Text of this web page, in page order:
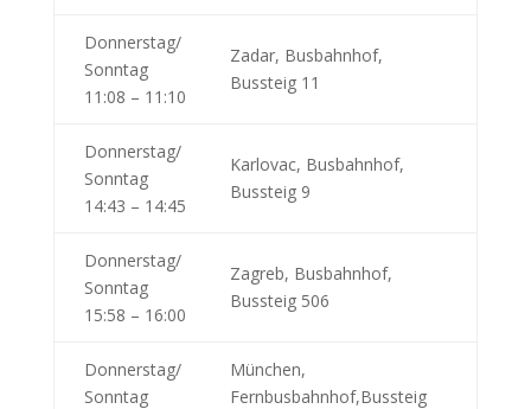
Donnerstag/
Sonntag
11:08 – 11:10
Zadar, Busbahnhof,
Bussteig 11
Donnerstag/
Sonntag
14:43 – 14:45
Karlovac, Busbahnhof,
Bussteig 9
Donnerstag/
Sonntag
15:58 – 16:00
Zagreb, Busbahnhof,
Bussteig 506
Donnerstag/
Sonntag
München,
Fernbusbahnhof,Bussteig